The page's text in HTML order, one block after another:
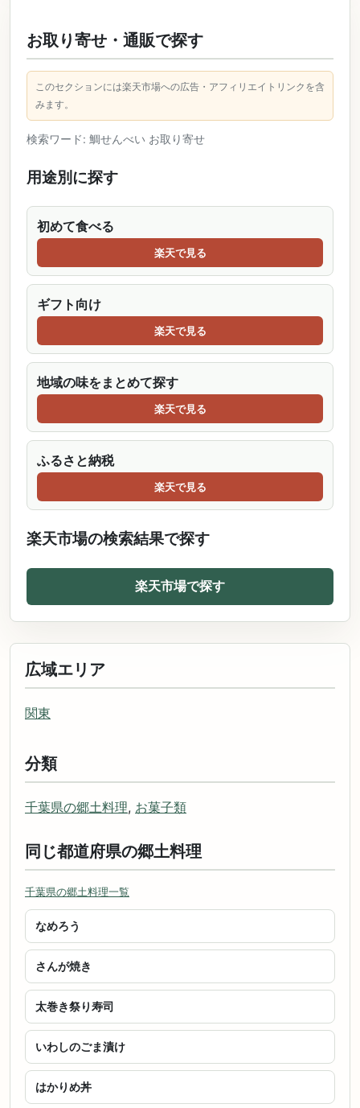
お取り寄せ・通販で探す
このセクションには楽天市場への広告・アフィリエイトリンクを含
みます。
検索ワード: 鯛せんべい お取り寄せ
用途別に探す
初めて食べる
楽天で見る
ギフト向け
楽天で見る
地域の味をまとめて探す
楽天で見る
ふるさと納税
楽天で見る
楽天市場の検索結果で探す
楽天市場で探す
広域エリア
関東
分類
千葉県の郷土料理, お菓子類
同じ都道府県の郷土料理
千葉県の郷土料理一覧
なめろう
さんが焼き
太巻き祭り寿司
いわしのごま漬け
はかりめ丼